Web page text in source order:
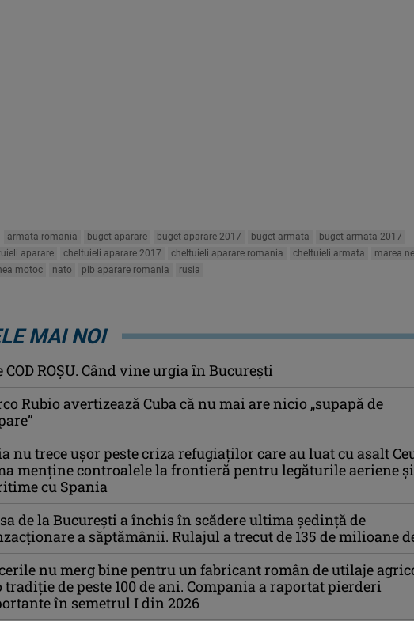
armata romania buget aparare buget aparare 2017 buget armata
buget armata 2017
aparare
cheltuieli aparare 2017 cheltuieli aparare romania cheltuieli armata
marea
motoc
nato pib aparare romania rusia
MAI NOI
COD ROŞU. Când vine urgia în Bucureşti
Rubio avertizează Cuba că nu mai are nicio „supapă de
nu trece ușor peste criza refugiaților care au luat cu asalt
menține controalele la frontieră pentru legăturile aeriene și
cu Spania
de la București a închis în scădere ultima ședință de
a săptămânii. Rulajul a trecut de 135 de milioane
nu merg bine pentru un fabricant român de utilaje
tradiție de peste 100 de ani. Compania a raportat pierderi
în semetrul I din 2026